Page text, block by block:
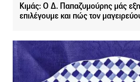
Κιμάς: Ο Δ. Παπαζυμούρης μάς
επιλέγουμε και πώς τον